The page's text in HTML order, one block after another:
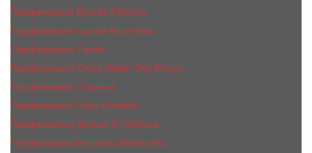
Парфюмерия Byredo Parfums
Парфюмерия Carner Barcelona
Парфюмерия Cartier
Парфюмерия Chloe Atelier Des Fleurs
Парфюмерия Сhopard
Парфюмерия Clive Christian
Парфюмерия Дольче & Габбана
Парфюмерия Escentric Molecules